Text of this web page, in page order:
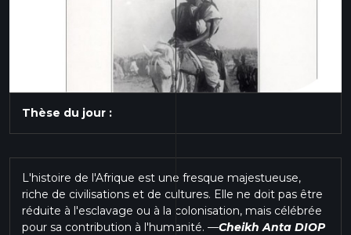
Thèse du jour :
L'histoire de l'Afrique est une fresque majestueuse,
riche de civilisations et de cultures. Elle ne doit pas être
réduite à l'esclavage ou à la colonisation, mais célébrée
pour sa contribution à l'humanité. —Cheikh Anta DIOP